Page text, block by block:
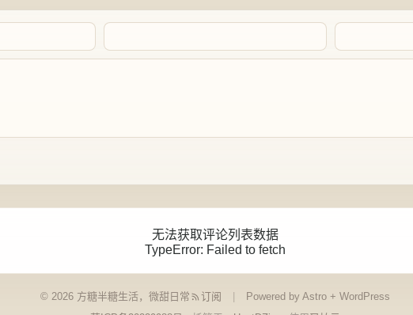
无法获取评论列表数据
TypeError: Failed to fetch
© 2026 方糖半糖生活，微甜日常 订阅
Powered by Astro + WordPress